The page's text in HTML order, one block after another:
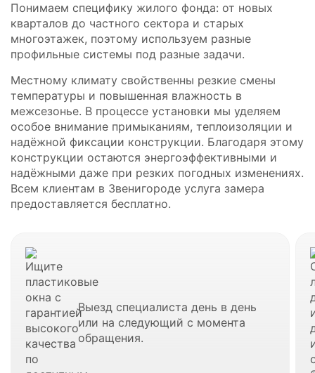
Понимаем специфику жилого фонда: от новых
кварталов до частного сектора и старых
многоэтажек, поэтому используем разные
профильные системы под разные задачи.
Местному климату свойственны резкие смены
температуры и повышенная влажность в
межсезонье. В процессе установки мы уделяем
особое внимание примыканиям, теплоизоляции и
надёжной фиксации конструкции. Благодаря этому
конструкции остаются энергоэффективными и
надёжными даже при резких погодных изменениях.
Всем клиентам в Звенигороде услуга замера
предоставляется бесплатно.
Выезд специалиста день в день
или на следующий с момента
обращения.